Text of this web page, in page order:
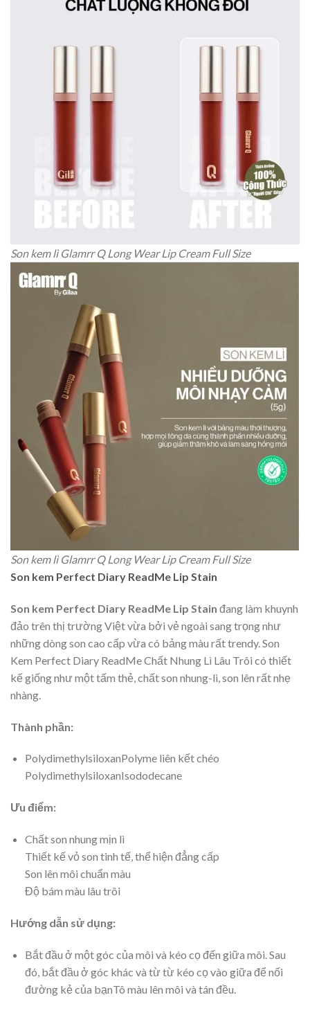
Son kem lì Glamrr Q Long Wear Lip Cream Full Size
Son kem lì Glamrr Q Long Wear Lip Cream Full Size
Son kem Perfect Diary ReadMe Lip Stain
Son kem Perfect Diary ReadMe Lip Stain đang làm khuynh
đảo trên thị trường Việt vừa bởi vẻ ngoài sang trọng như
những dòng son cao cấp vừa có bảng màu rất trendy. Son
Kem Perfect Diary ReadMe Chất Nhung Lì Lâu Trôi có thiết
kế giống như một tấm thẻ, chất son nhung-lì, son lên rất nhẹ
nhàng.
Thành phần:
PolydimethylsiloxanPolyme liên kết chéo
PolydimethylsiloxanIsododecane
Ưu điểm:
Chất son nhung mịn lì
Thiết kế vỏ son tinh tế, thể hiện đẳng cấp
Son lên môi chuẩn màu
Độ bám màu lâu trôi
Hướng dẫn sử dụng:
Bắt đầu ở một góc của môi và kéo cọ đến giữa môi. Sau
đó, bắt đầu ở góc khác và từ từ kéo cọ vào giữa để nối
đường kẻ của bạnTô màu lên môi và tán đều.